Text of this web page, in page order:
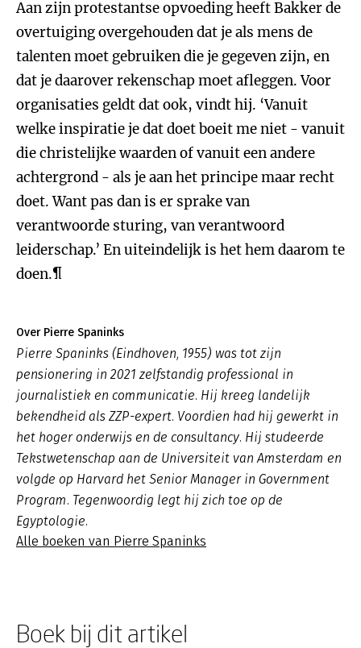
Aan zijn protestantse opvoeding heeft Bakker de
overtuiging overgehouden dat je als mens de
talenten moet gebruiken die je gegeven zijn, en
dat je daarover rekenschap moet afleggen. Voor
organisaties geldt dat ook, vindt hij. ‘Vanuit
welke inspiratie je dat doet boeit me niet - vanuit
die christelijke waarden of vanuit een andere
achtergrond - als je aan het principe maar recht
doet. Want pas dan is er sprake van
verantwoorde sturing, van verantwoord
leiderschap.’ En uiteindelijk is het hem daarom te
doen.¶
Over Pierre Spaninks
Pierre Spaninks (Eindhoven, 1955) was tot zijn
pensionering in 2021 zelfstandig professional in
journalistiek en communicatie. Hij kreeg landelijk
bekendheid als ZZP-expert. Voordien had hij gewerkt in
het hoger onderwijs en de consultancy. Hij studeerde
Tekstwetenschap aan de Universiteit van Amsterdam en
volgde op Harvard het Senior Manager in Government
Program. Tegenwoordig legt hij zich toe op de
Egyptologie.
Alle boeken van Pierre Spaninks
Boek bij dit artikel